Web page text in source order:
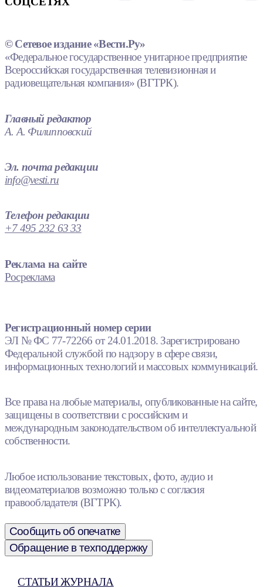
© Сетевое издание «Вести.Ру»
«Федеральное государственное унитарное предприятие
Всероссийская государственная телевизионная и
радиовещательная компания» (ВГТРК).
Главный редактор
А. А. Филипповский
Эл. почта редакции
info@vesti.ru
Телефон редакции
+7 495 232 63 33
Реклама на сайте
Росреклама
Регистрационный номер серии
ЭЛ № ФС 77-72266 от 24.01.2018. Зарегистрировано
Федеральной службой по надзору в сфере связи,
информационных технологий и массовых коммуникаций.
Все права на любые материалы, опубликованные на сайте,
защищены в соответствии с российским и
международным законодательством об интеллектуальной
собственности.
Любое использование текстовых, фото, аудио и
видеоматериалов возможно только с согласия
правообладателя (ВГТРК).
Сообщить об опечатке
Обращение в техподдержку
СТАТЬИ ЖУРНАЛА